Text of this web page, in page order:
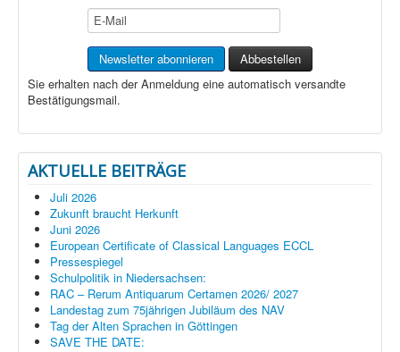
Sie erhalten nach der Anmeldung eine automatisch versandte
Bestätigungsmail.
AKTUELLE BEITRÄGE
Juli 2026
Zukunft braucht Herkunft
Juni 2026
European Certificate of Classical Languages ECCL
Pressespiegel
Schulpolitik in Niedersachsen:
RAC – Rerum Antiquarum Certamen 2026/ 2027
Landestag zum 75jährigen Jubiläum des NAV
Tag der Alten Sprachen in Göttingen
SAVE THE DATE: